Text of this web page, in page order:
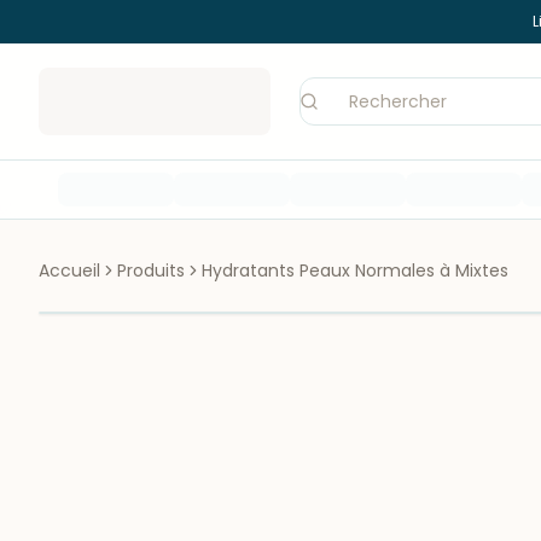
Accueil Produits Hydratants Peaux Normales à Mixtes